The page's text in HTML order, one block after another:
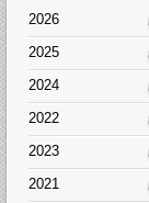
2026
2025
2024
2022
2023
2021